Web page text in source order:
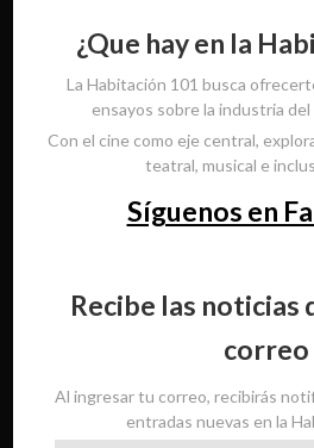
¿Que hay en la
La Habitación 101 busca
ensayos sobre la industria
Con el cine como eje central,
teatral, musical e
Síguenos en
Recibe las noticias
correo
Al ingresar tu correo, recibirás
entradas nuevas en la